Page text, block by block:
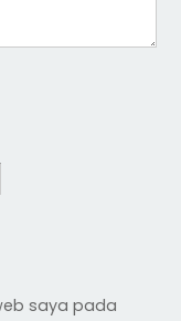
saya pada